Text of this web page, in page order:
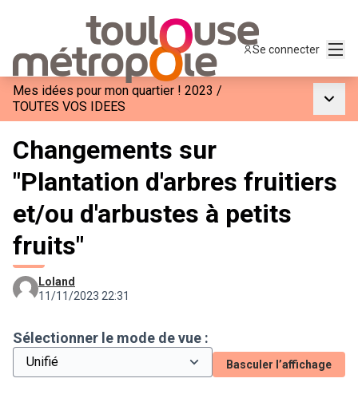
Se connecter
Mes idées pour mon quartier ! 2023 /
TOUTES VOS IDEES
Changements sur
"Plantation d'arbres fruitiers
et/ou d'arbustes à petits
fruits"
Loland
11/11/2023 22:31
Sélectionner le mode de vue :
Basculer l’affichage